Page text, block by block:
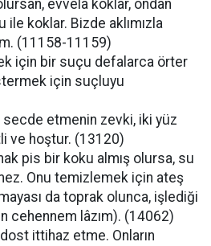
evvela koklar, ondan
ile koklar. Bizde aklımızla
(11158-11159)
için bir suçu defalarca örter
için suçluyu
secde etmenin zevki, iki yüz
ve hoştur. (13120)
pis bir koku almış olursa, su
Onu temizlemek için ateş
da toprak olunca, işlediği
cehennem lâzım). (14062)
ittihaz etme. Onların